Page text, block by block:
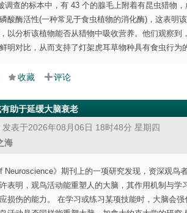
调查的标本中，有 43 个的腺毛上附着有昆虫猎物
酸酶活性(一种常见于食虫植物的消化酶)，这表明
以分析该植物能否从猎物中吸收营养。他们观察
明对比，从而支持了灯架虎耳草物种具有食虫行为
收藏 评论
助于延缓大脑衰老
发表于2026年08月06日 18时48分 星期四
海
Neuroscience》期刊上的一项研究发现，资深观
表明，观鸟活动能重塑人的大脑，其作用机制与
损伤的能力。 在学习或练习某项技能时，大脑会